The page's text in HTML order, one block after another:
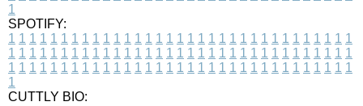
1
SPOTIFY:
1 1 1 1 1 1 1 1 1 1 1 1 1 1 1 1 1 1 1 1 1 1 1 1 1 1 1 1 1 1 1 1 1
1 1 1 1 1 1 1 1 1 1 1 1 1 1 1 1 1 1 1 1 1 1 1 1 1 1 1 1 1 1 1 1 1
1 1 1 1 1 1 1 1 1 1 1 1 1 1 1 1 1 1 1 1 1 1 1 1 1 1 1 1 1 1 1 1 1
1
CUTTLY BIO: